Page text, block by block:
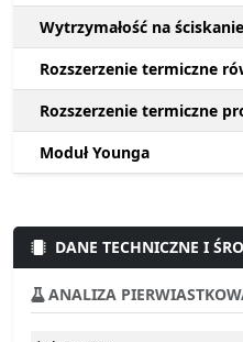
Wytrzymałość na ściskanie
Rozszerzenie termiczne
Rozszerzenie termiczne
Moduł Younga
DANE TECHNICZNE I
ANALIZA